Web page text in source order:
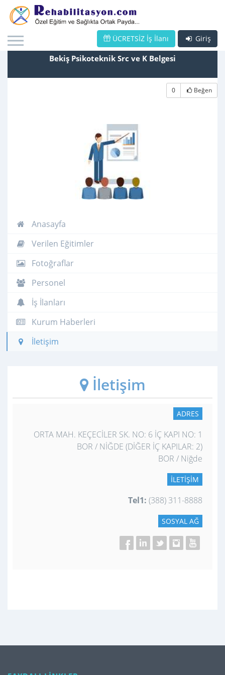
Giriş
ÜCRETSİZ İş İlanı
Bekiş Psikoteknik Src ve K Belgesi
0 Beğen
Anasayfa
Verilen Eğitimler
Fotoğraflar
Personel
İş İlanları
Kurum Haberleri
İletişim
İletişim
ADRES
ORTA MAH. KEÇECİLER SK. NO: 6 İÇ KAPI NO: 1
BOR / NİĞDE (DİĞER İÇ KAPILAR: 2)
BOR / Niğde
İLETIŞIM
Tel1: (388) 311-8888
SOSYAL AĞ